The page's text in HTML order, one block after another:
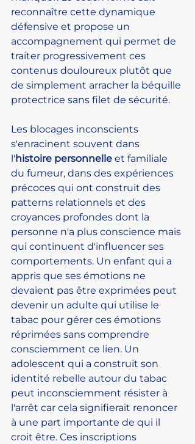
reconnaître cette dynamique
défensive et propose un
accompagnement qui permet de
traiter progressivement ces
contenus douloureux plutôt que
de simplement arracher la béquille
protectrice sans filet de sécurité.
Les blocages inconscients
s'enracinent souvent dans
l'histoire personnelle et familiale
du fumeur, dans des expériences
précoces qui ont construit des
patterns relationnels et des
croyances profondes dont la
personne n'a plus conscience mais
qui continuent d'influencer ses
comportements. Un enfant qui a
appris que ses émotions ne
devaient pas être exprimées peut
devenir un adulte qui utilise le
tabac pour gérer ces émotions
réprimées sans comprendre
consciemment ce lien. Un
adolescent qui a construit son
identité rebelle autour du tabac
peut inconsciemment résister à
l'arrêt car cela signifierait renoncer
à une part importante de qui il
croit être. Ces inscriptions